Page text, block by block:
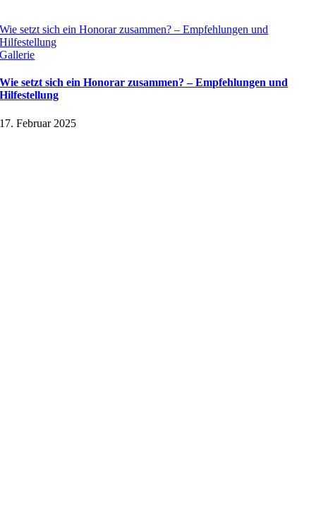
Wie setzt sich ein Honorar zusammen? – Empfehlungen und
Hilfestellung
Gallerie
Wie setzt sich ein Honorar zusammen? – Empfehlungen und
Hilfestellung
17. Februar 2025